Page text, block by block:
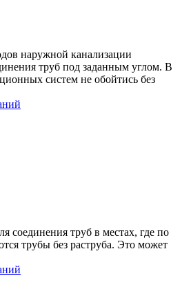
наружной канализации
труб под заданным углом. В
систем не обойтись без
соединения труб в местах, где по
трубы без раструба. Это может